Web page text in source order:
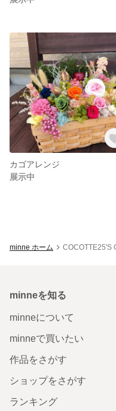
カゴアレンジ
展示中
minne ホーム COCOTTE25'S
minneを知る
minneについて
minneで買いたい
作品をさがす
ショップをさがす
ランキング